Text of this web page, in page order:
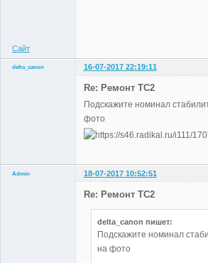
Сайт
delta_canon
16-07-2017 22:19:11
Re: Ремонт TC2
Подскажите номинал
фото
Admin 18-07-2017 10:52:51
Re: Ремонт TC2
delta_canon пишет:
Подскажите номинал
на фото